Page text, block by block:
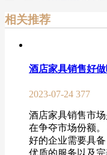
相关推荐
酒店家具销售好
2023-07-24 377
酒店家具销售市
在争夺市场份额
好的企业需要具
优质的服务以及